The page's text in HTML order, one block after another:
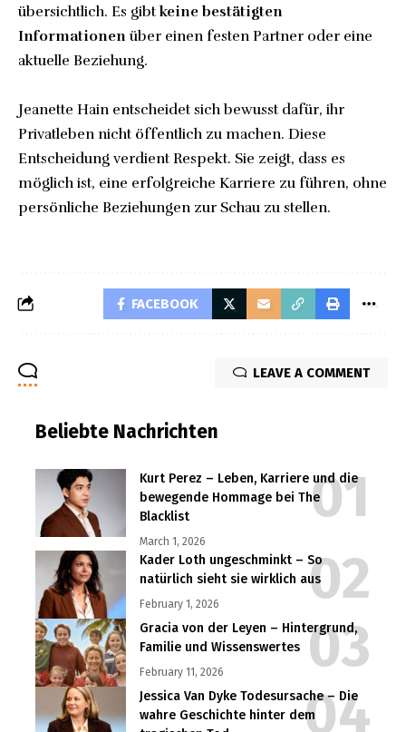
übersichtlich. Es gibtkeine bestätigten
Informationenüber einen festen Partner oder eine
aktuelle Beziehung.
Jeanette Hain entscheidet sich bewusst dafür, ihr
Privatleben nicht öffentlich zu machen. Diese
Entscheidung verdient Respekt. Sie zeigt, dass es
möglich ist, eine erfolgreiche Karriere zu führen, ohne
persönliche Beziehungen zur Schau zu stellen.
FACEBOOK
LEAVE A COMMENT
Beliebte Nachrichten
Kurt Perez – Leben, Karriere und die
bewegende Hommage bei The
Blacklist
March 1, 2026
Kader Loth ungeschminkt – So
natürlich sieht sie wirklich aus
February 1, 2026
Gracia von der Leyen – Hintergrund,
Familie und Wissenswertes
February 11, 2026
Jessica Van Dyke Todesursache – Die
wahre Geschichte hinter dem